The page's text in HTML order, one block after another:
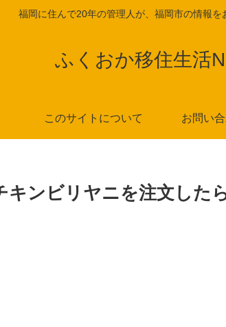
福岡に住んで20年の管理人が、福岡市の情報を
ふくおか移住生活
このサイトについて お問い
ンビリヤニを注文した